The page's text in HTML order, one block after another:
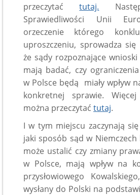
przeczytaćtutaj.
Sprawiedliwości Unii
orzeczenie którego
uproszczeniu, sprowadza
że sądy rozpoznające
mają badać, czy
w Polsce będą miały wpływ
konkretnej sprawie.
można przeczytać tutaj.
I w tym miejscu zaczynają
jaki sposób sąd w Niemczech
może ustalić czy zmiany
w Polsce, mają wpływ na
przysłowiowego
wysłany do Polski na